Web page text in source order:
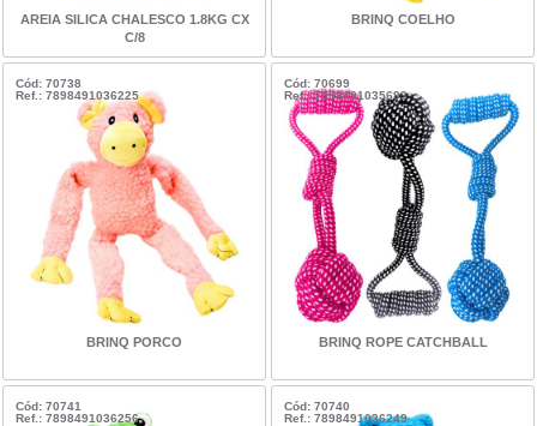
AREIA SILICA CHALESCO 1.8KG CX
C/8
BRINQ COELHO
Cód: 70738
Ref.: 7898491036225
BRINQ PORCO
Cód: 70699
Ref.: 7898491035693
BRINQ ROPE CATCHBALL
Cód: 70741
Ref.: 7898491036256
Cód: 70740
Ref.: 7898491036249